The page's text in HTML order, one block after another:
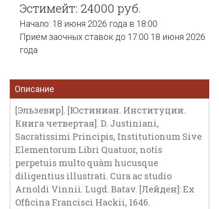
Эстимейт: 24000 руб.
Начало: 18 июня 2026 года в 18:00
Прием заочных ставок до 17:00 18 июня 2026
года
Описание
[Эльзевир]. [Юстиниан. Институции.
Книга четвертая]. D. Justiniani,
Sacratissimi Principis, Institutionum Sive
Elementorum Libri Quatuor, notis
perpetuis multo quàm hucusque
diligentius illustrati. Cura ac studio
Arnoldi Vinnii. Lugd. Batav. [Лейден]: Ex
Officina Francisci Hackii, 1646.